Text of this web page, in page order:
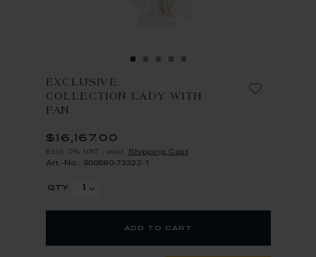
EXCLUSIVE
COLLECTION LADY WITH
FAN
$16,167.00
Excl. 0% VAT excl. Shipping Cost
Art.-No.: 900580-73322-1
qty
add to cart